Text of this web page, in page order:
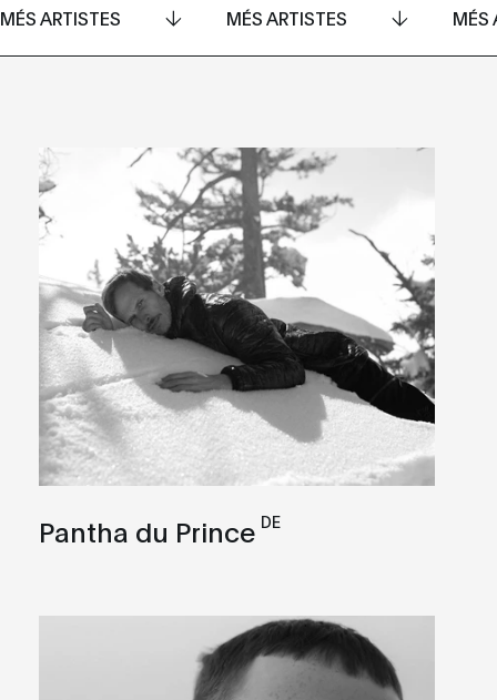
MÉS ARTISTES MÉS ARTISTES MÉS
Pantha du Prince DE